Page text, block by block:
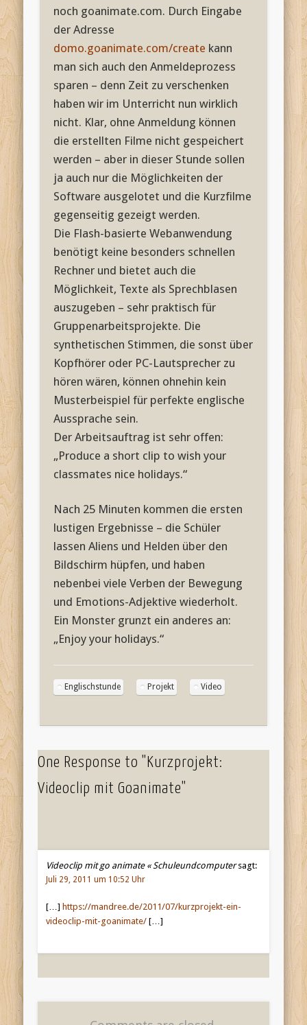
noch goanimate.com. Durch Eingabe
der Adresse
domo.goanimate.com/create kann
man sich auch den Anmeldeprozess
sparen – denn Zeit zu verschenken
haben wir im Unterricht nun wirklich
nicht. Klar, ohne Anmeldung können
die erstellten Filme nicht gespeichert
werden – aber in dieser Stunde sollen
ja auch nur die Möglichkeiten der
Software ausgelotet und die Kurzfilme
gegenseitig gezeigt werden.
Die Flash-basierte Webanwendung
benötigt keine besonders schnellen
Rechner und bietet auch die
Möglichkeit, Texte als Sprechblasen
auszugeben – sehr praktisch für
Gruppenarbeitsprojekte. Die
synthetischen Stimmen, die sonst über
Kopfhörer oder PC-Lautsprecher zu
hören wären, können ohnehin kein
Musterbeispiel für perfekte englische
Aussprache sein.
Der Arbeitsauftrag ist sehr offen:
„Produce a short clip to wish your
classmates nice holidays.“
Nach 25 Minuten kommen die ersten
lustigen Ergebnisse – die Schüler
lassen Aliens und Helden über den
Bildschirm hüpfen, und haben
nebenbei viele Verben der Bewegung
und Emotions-Adjektive wiederholt.
Ein Monster grunzt ein anderes an:
„Enjoy your holidays.“
Englischstunde Projekt Video
One Response to "Kurzprojekt:
Videoclip mit Goanimate"
Videoclip mit go animate « Schuleundcomputer sagt:
Juli 29, 2011 um 10:52 Uhr
[…] https://mandree.de/2011/07/kurzprojekt-ein-
videoclip-mit-goanimate/[…]